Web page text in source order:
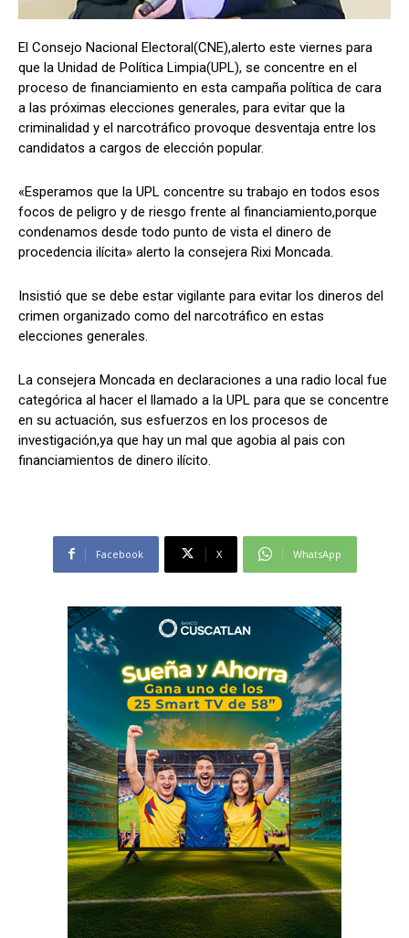
Comparta
Síganos
Comparta
Síganos
El Consejo Nacional Electoral(CNE),alerto este viernes para
que la Unidad de Política Limpia(UPL), se concentre en el
proceso de financiamiento en esta campaña política de cara
a las próximas elecciones generales, para evitar que la
criminalidad y el narcotráfico provoque desventaja entre los
candidatos a cargos de elección popular.
«Esperamos que la UPL concentre su trabajo en todos esos
focos de peligro y de riesgo frente al financiamiento,porque
condenamos desde todo punto de vista el dinero de
procedencia ilícita» alerto la consejera Rixi Moncada.
Insistió que se debe estar vigilante para evitar los dineros del
crimen organizado como del narcotráfico en estas
elecciones generales.
La consejera Moncada en declaraciones a una radio local fue
categórica al hacer el llamado a la UPL para que se concentre
en su actuación, sus esfuerzos en los procesos de
investigación,ya que hay un mal que agobia al pais con
financiamientos de dinero ilícito.
Facebook X WhatsApp